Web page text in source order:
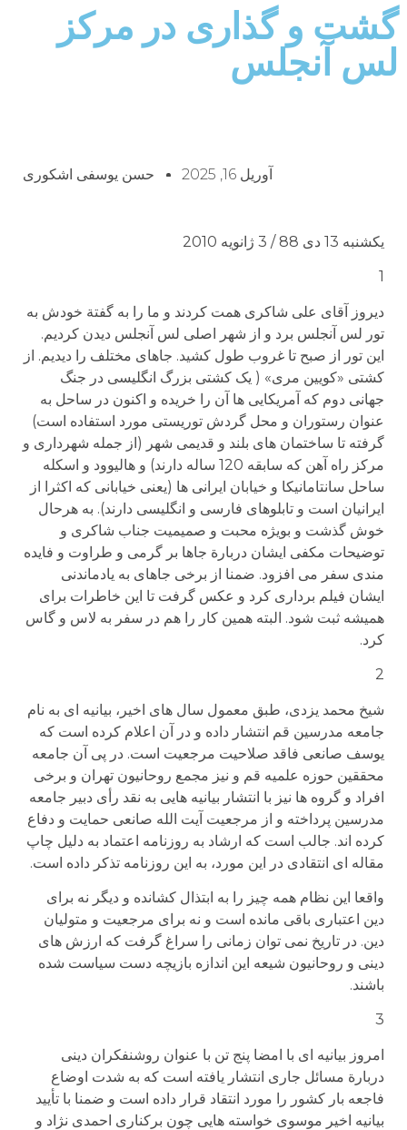
گشت و گذاری در مرکز
لس آنجلس
آوریل 16, 2025 حسن یوسفی اشکوری
یکشنبه 13 دی 88 / 3 ژانویه 2010
1
دیروز آقای علی شاکری همت کردند و ما را به گفتة خودش به
تور لس آنجلس برد و از شهر اصلی لس آنجلس دیدن کردیم.
این تور از صبح تا غروب طول کشید. جاهای مختلف را دیدیم. از
کشتی «کویین مری» ( یک کشتی بزرگ انگلیسی در جنگ
جهانی دوم که آمریکایی ها آن را خریده و اکنون در ساحل به
عنوان رستوران و محل گردش توریستی مورد استفاده است)
گرفته تا ساختمان های بلند و قدیمی شهر (از جمله شهرداری و
مرکز راه آهن که سابقه 120 ساله دارند) و هالیوود و اسکله
ساحل سانتامانیکا و خیابان ایرانی ها (یعنی خیابانی که اکثرا از
ایرانیان است و تابلوهای فارسی و انگلیسی دارند). به هرحال
خوش گذشت و بویژه محبت و صمیمیت جناب شاکری و
توضیحات مکفی ایشان دربارة جاها بر گرمی و طراوت و فایده
مندی سفر می افزود. ضمنا از برخی جاهای به یادماندنی
ایشان فیلم برداری کرد و عکس گرفت تا این خاطرات برای
همیشه ثبت شود. البته همین کار را هم در سفر به لاس و گاس
کرد.
2
شیخ محمد یزدی، طبق معمول سال های اخیر، بیانیه ای به نام
جامعه مدرسین قم انتشار داده و در آن اعلام کرده است که
یوسف صانعی فاقد صلاحیت مرجعیت است. در پی آن جامعه
محققین حوزه علمیه قم و نیز مجمع روحانیون تهران و برخی
افراد و گروه ها نیز با انتشار بیانیه هایی به نقد رأی دبیر جامعه
مدرسین پرداخته و از مرجعیت آیت الله صانعی حمایت و دفاع
کرده اند. جالب است که ارشاد به روزنامه اعتماد به دلیل چاپ
مقاله ای انتقادی در این مورد، به این روزنامه تذکر داده است.
واقعا این نظام همه چیز را به ابتذال کشانده و دیگر نه برای
دین اعتباری باقی مانده است و نه برای مرجعیت و متولیان
دین. در تاریخ نمی توان زمانی را سراغ گرفت که ارزش های
دینی و روحانیون شیعه این اندازه بازیچه دست سیاست شده
باشند.
3
امروز بیانیه ای با امضا پنج تن با عنوان روشنفکران دینی
دربارة مسائل جاری انتشار یافته است که به شدت اوضاع
فاجعه بار کشور را مورد انتقاد قرار داده است و ضمنا با تأیید
بیانیه اخیر موسوی خواسته هایی چون برکناری احمدی نژاد و